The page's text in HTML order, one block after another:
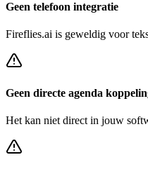
Geen telefoon integratie
Fireflies.ai is geweldig voor
Geen directe agenda
Het kan niet direct in jouw